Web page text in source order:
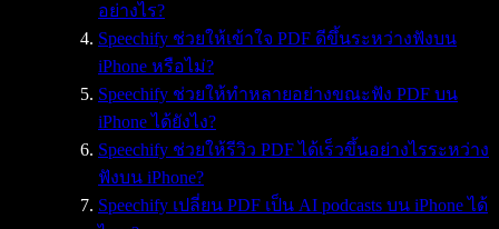
อย่างไร?
Speechify ช่วยให้เข้าใจ PDF ดีขึ้นระหว่างฟังบน
iPhone หรือไม่?
Speechify ช่วยให้ทำหลายอย่างขณะฟัง PDF บน
iPhone ได้ยังไง?
Speechify ช่วยให้รีวิว PDF ได้เร็วขึ้นอย่างไรระหว่าง
ฟังบน iPhone?
Speechify เปลี่ยน PDF เป็น AI podcasts บน iPhone ได้